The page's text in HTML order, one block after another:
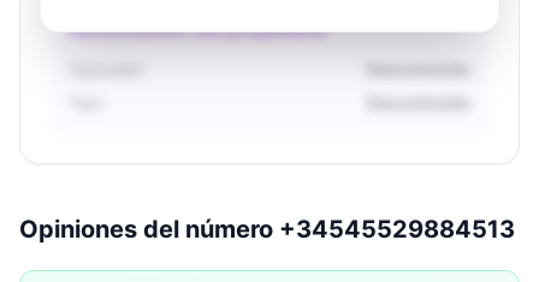
Información del propietario
Opiniones del número +34545529884513